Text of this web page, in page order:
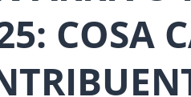
COSA